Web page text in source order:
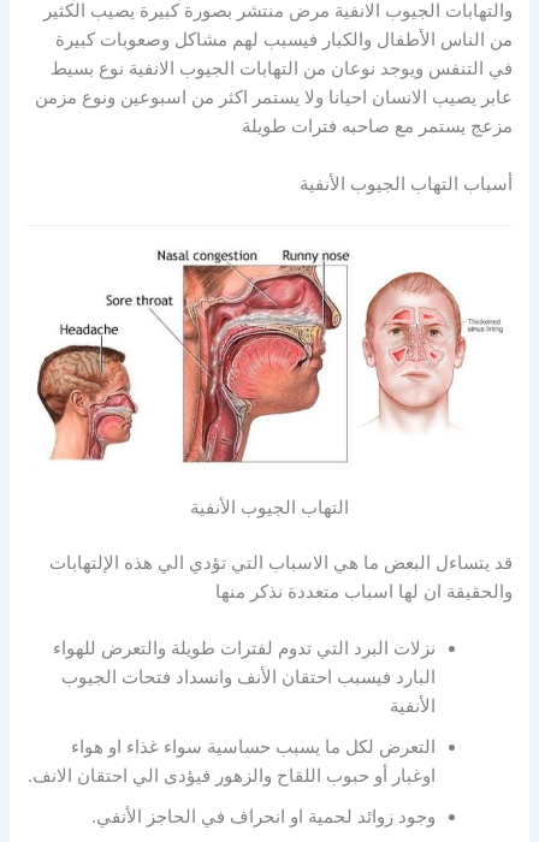
والتهابات الجيوب الانفية مرض منتشر بصورة كبيرة يصيب الكثير
من الناس الأطفال والكبار فيسبب لهم مشاكل وصعوبات كبيرة
في التنفس ويوجد نوعان من التهابات الجيوب الانفية نوع بسيط
عابر يصيب الانسان احيانا ولا يستمر اكثر من اسبوعين ونوع مزمن
مزعج يستمر مع صاحبه فترات طويلة
أسباب التهاب الجيوب الأنفية
التهاب الجيوب الأنفية
قد يتساءل البعض ما هي الاسباب التي تؤدي الي هذه الإلتهابات
والحقيقة ان لها اسباب متعددة نذكر منها
نزلات البرد التي تدوم لفترات طويلة والتعرض للهواء
البارد فيسبب احتقان الأنف وانسداد فتحات الجيوب
الأنفية
التعرض لكل ما يسبب حساسية سواء غذاء او هواء
اوغبار أو حبوب اللقاح والزهور فيؤدى الي احتقان الانف.
وجود زوائد لحمية او انحراف في الحاجز الأنفي.